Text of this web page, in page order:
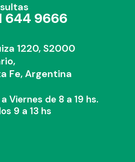
644 9666
1220, S2000
Fe, Argentina
Viernes de 8 a 19 hs.
9 a 13 hs